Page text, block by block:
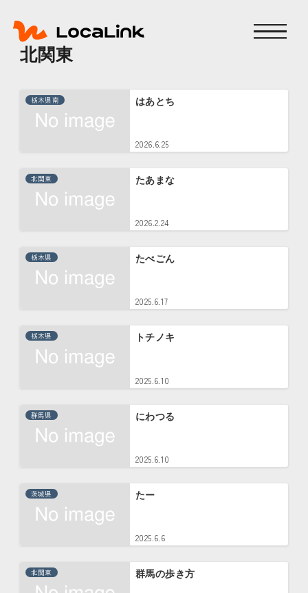
北関東
栃木県南 はあとち
2026.6.25
北関東 たあまな
2026.2.24
栃木県 たべごん
2025.6.17
栃木県 トチノキ
2025.6.10
群馬県 にわつる
2025.6.10
茨城県 たー
2025.6.6
北関東 群馬の歩き方